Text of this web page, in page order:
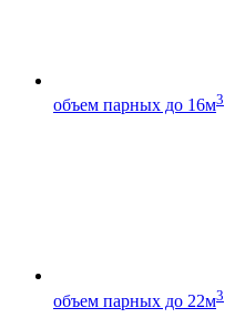
объем парных до 16м3
объем парных до 22м3